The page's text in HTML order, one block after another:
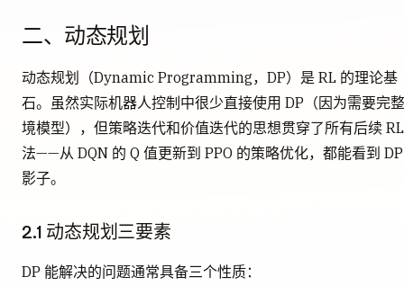
二、动态规划
动态规划（Dynamic Programming，DP）是 RL 的理论基
石。虽然实际机器人控制中很少直接使用 DP（因为需要完
境模型），但策略迭代和价值迭代的思想贯穿了所有后续
法——从 DQN 的 Q 值更新到 PPO 的策略优化，都能看到
影子。
2.1 动态规划三要素
DP 能解决的问题通常具备三个性质：